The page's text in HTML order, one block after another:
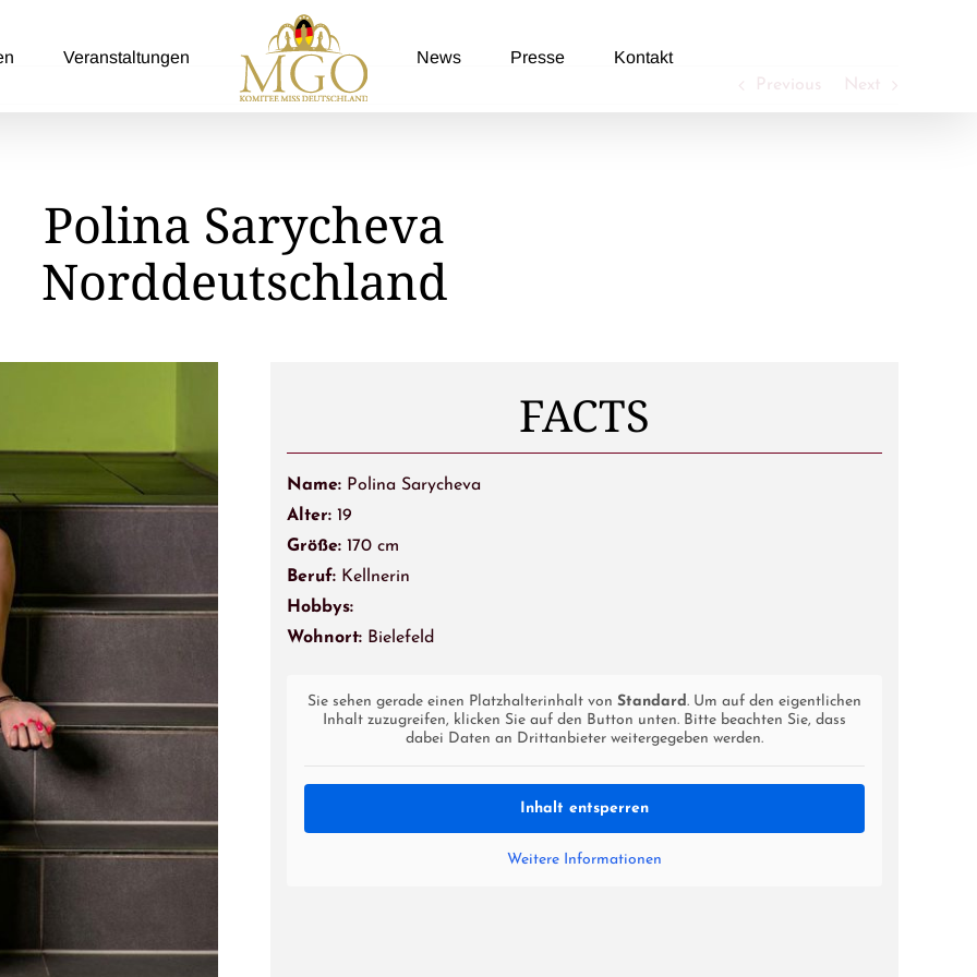
Veranstaltungen News Presse Kontakt
Previous Next
Polina Sarycheva
Norddeutschland
FACTS
Name:Polina Sarycheva
Alter: 19
Größe: 170 cm
Beruf:Kellnerin
Hobbys:
Wohnort:Bielefeld
Sie sehen gerade einen Platzhalterinhalt von Standard. Um auf den eigentlichen
Inhalt zuzugreifen, klicken Sie auf den Button unten. Bitte beachten Sie, dass
dabei Daten an Drittanbieter weitergegeben werden.
Inhalt entsperren
Weitere Informationen